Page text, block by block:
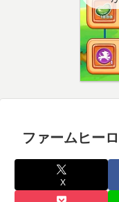
こ
ファームヒー
X